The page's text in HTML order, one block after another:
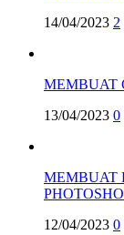
14/04/2023 2
MEMBUAT
13/04/2023 0
MEMBUAT
12/04/2023 0